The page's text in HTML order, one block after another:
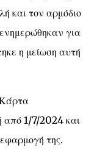
και τον αρμόδιο
για
η μείωση αυτή
Κάρτα
από 1/7/2024 και
εφαρμογή της.